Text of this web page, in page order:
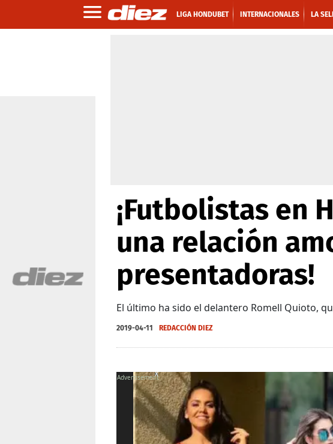
LIGA HONDUBET INTERNACIONALES LA
¡Futbolistas en
una relación
presentadoras!
El último ha sido el delantero Romell Quioto,
2019-04-11 REDACCIÓN DIEZ
X